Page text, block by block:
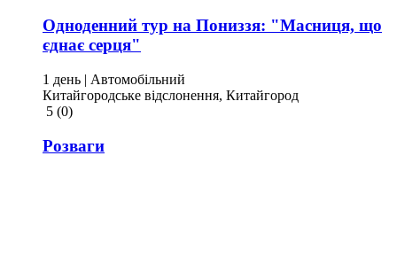
Одноденний тур на Пониззя: "Масниця, що
єднає серця"
1 день | Автомобільний
Китайгородське відслонення, Китайгород
5 (0)
Розваги